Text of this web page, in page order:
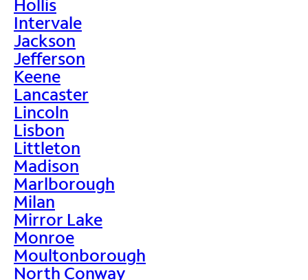
Hollis
Intervale
Jackson
Jefferson
Keene
Lancaster
Lincoln
Lisbon
Littleton
Madison
Marlborough
Milan
Mirror Lake
Monroe
Moultonborough
North Conway